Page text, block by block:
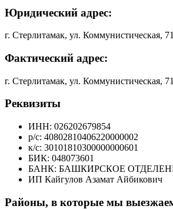
Юридический адрес:
г. Стерлитамак, ул. ​Коммунистическая, 71
Фактический адрес:
г. Стерлитамак, ул. ​Коммунистическая, 71
Реквизиты
ИНН: 026202679854
р/с: 40802810406220000002
к/с: 30101810300000000601
БИК: 048073601
БАНК: БАШКИРСКОЕ
ИП Кайгулов Азамат Айбикович
Районы, в которые мы